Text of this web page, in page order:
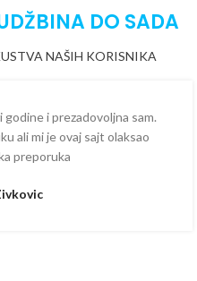
DO SADA
NAŠIH KORISNIKA
i prezadovoljna sam.
ali mi je ovaj sajt olaksao
preporuka